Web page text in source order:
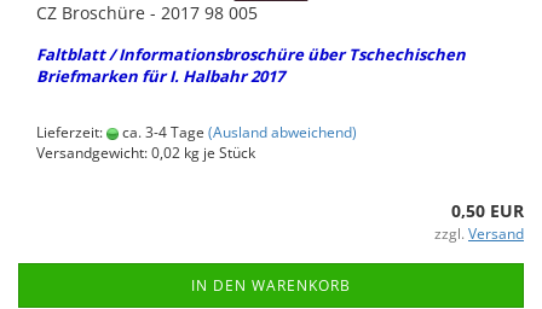
CZ Bro­schü­re - 2017 98 005
Falt­blatt / In­for­ma­ti­ons­bro­schü­re über Tsche­chi­schen
Brief­mar­ken für I. Hal­b­ahr 2017
Lieferzeit: ca. 3-4 Tage (Ausland abweichend)
Versandgewicht:0,02 kg je Stück
0,50 EUR
zzgl. Versand
IN DEN WARENKORB